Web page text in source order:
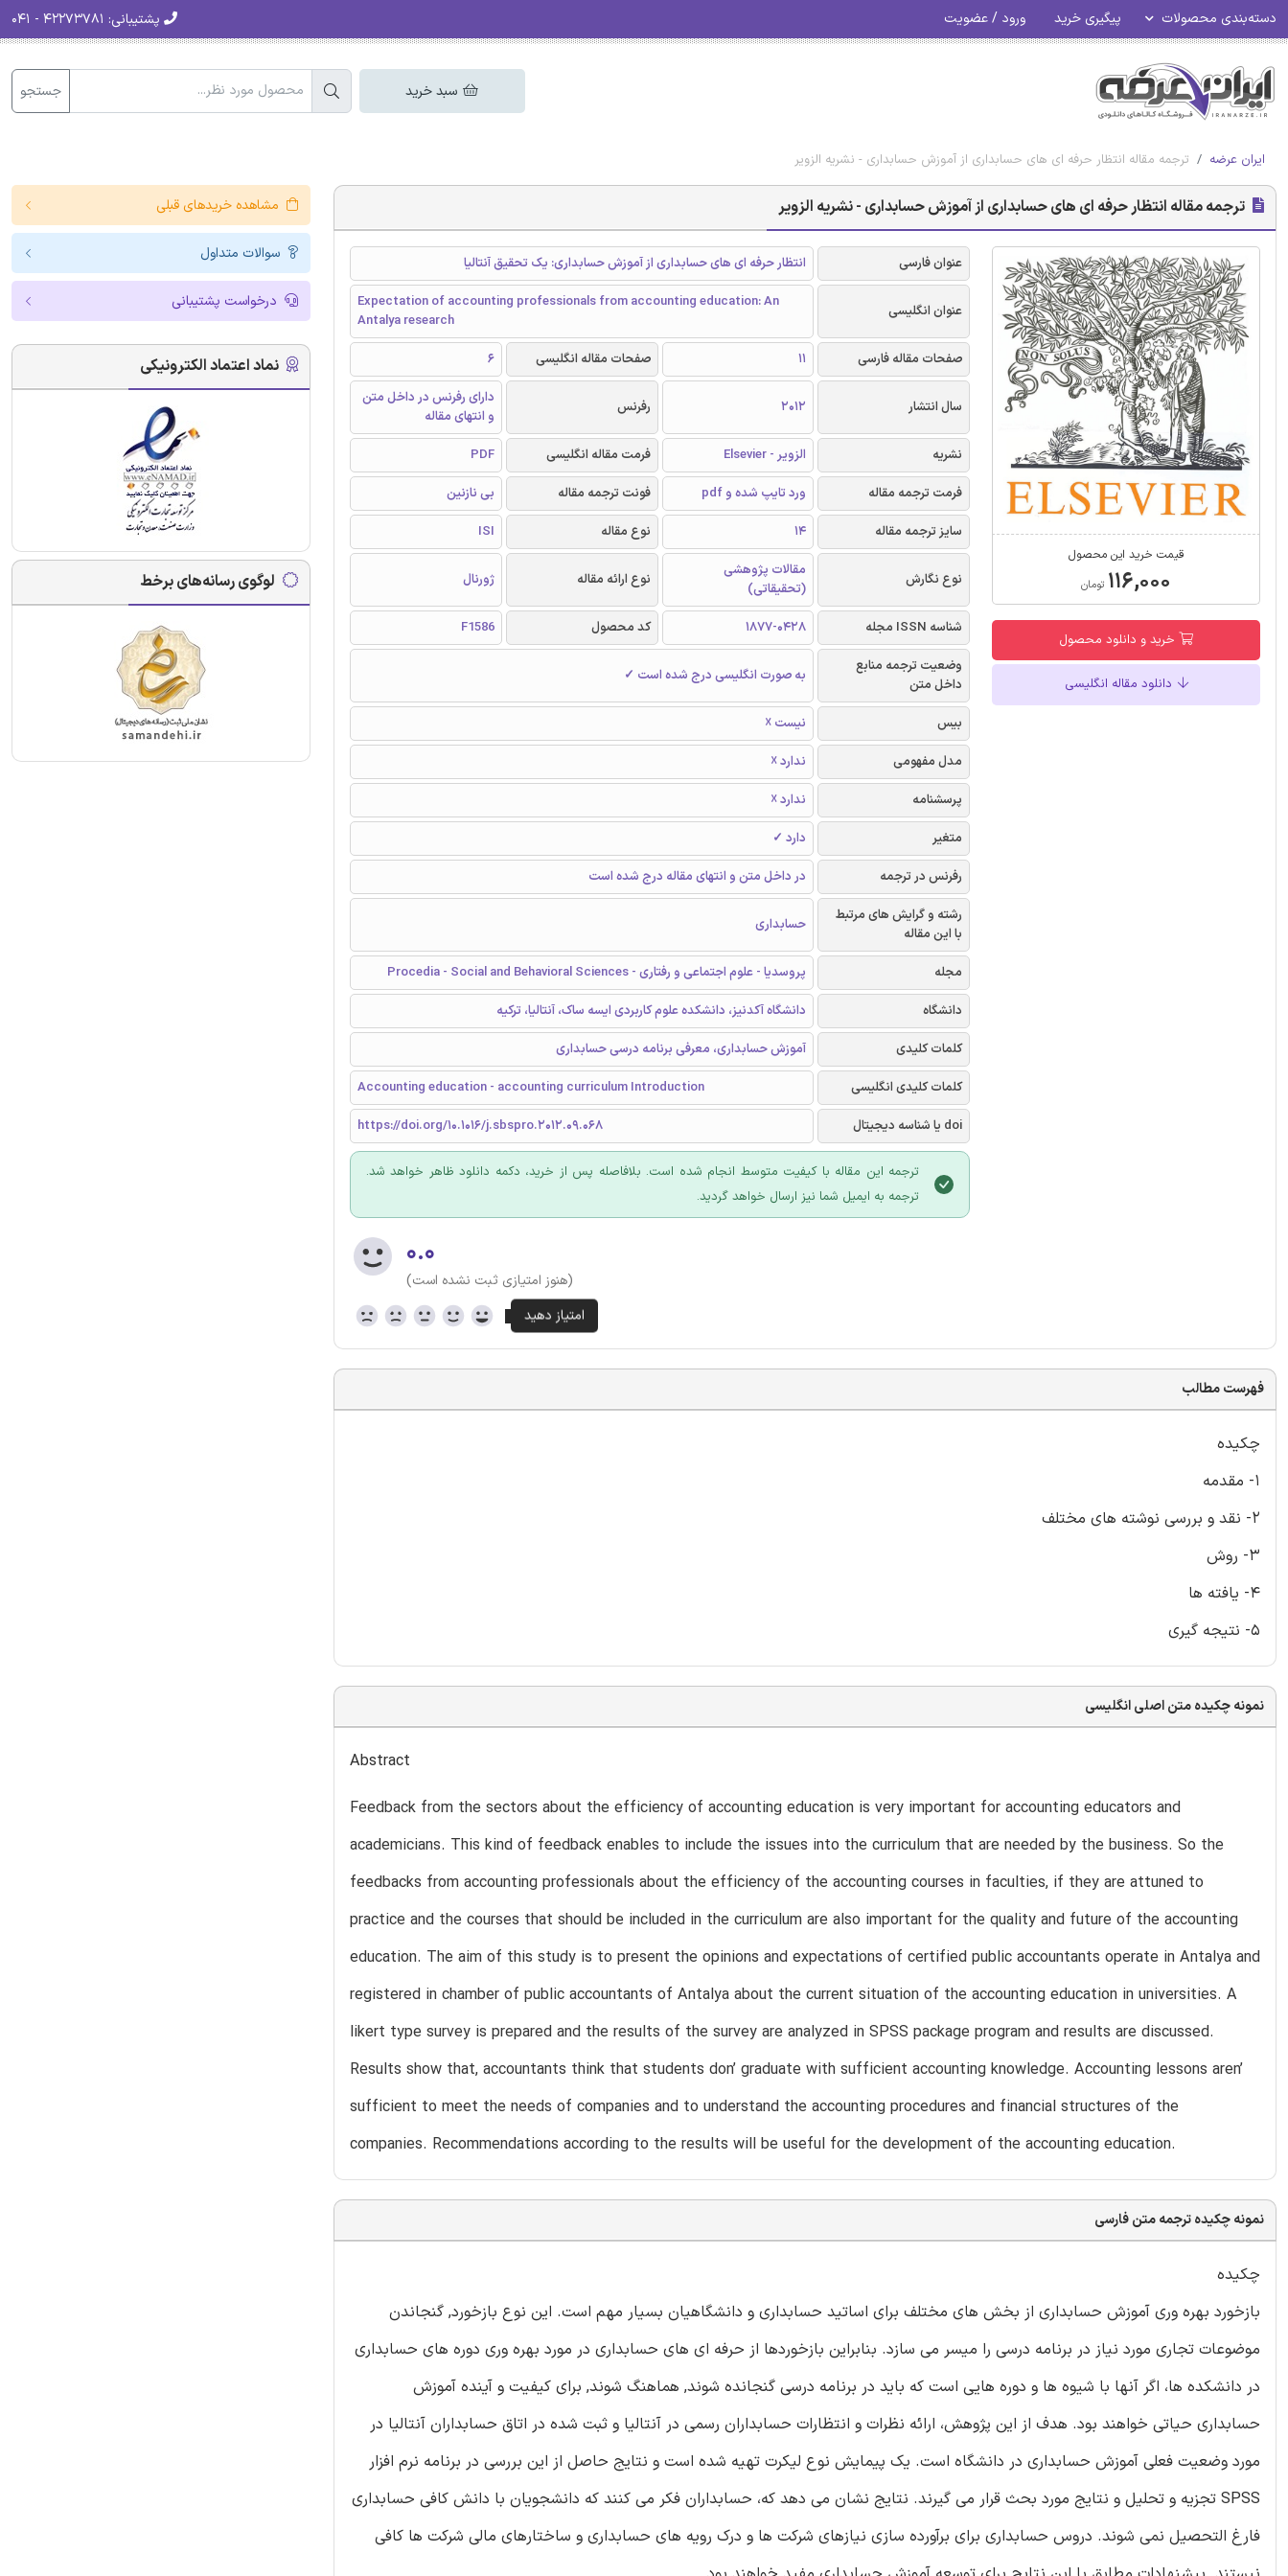
دسته‌بندی محصولات پیگیری خرید ورود / عضویت پشتیبانی:
سبد خرید جستجو
ایران عرضه ترجمه مقاله انتظار حرفه ای های حسابداری از آموزش حسابداری - نشریه الزویر
ترجمه مقاله انتظار حرفه ای های حسابداری از آموزش حسابداری - نشریه الزویر
قیمت خرید این محصول
۱۱۶,۰۰۰ تومان
خرید و دانلود محصول
دانلود مقاله انگلیسی
عنوان فارسی انتظار حرفه ای های حسابداری از آموزش حسابداری: یک تحقیق آنتالیا
عنوان انگلیسی
Expectation of accounting professionals from accounting education: An
Antalya research
صفحات مقاله فارسی
11 صفحات مقاله انگلیسی 6
سال انتشار 2012 رفرنس
دارای رفرنس در داخل متن
و انتهای مقاله
نشریه
الزویر - Elsevier فرمت مقاله انگلیسی
PDF
فرمت ترجمه مقاله
ورد تایپ شده و pdf فونت ترجمه مقاله
بی نازنین
سایز ترجمه مقاله
14 نوع مقاله ISI
نوع نگارش
مقالات پژوهشی
(تحقیقاتی)
نوع ارائه مقاله ژورنال
شناسه ISSN مجله 1877-0428 کد محصول
F1586
وضعیت ترجمه منابع
داخل متن
به صورت انگلیسی درج شده است ✓
بیس
نیست ☓
مدل مفهومی
ندارد ☓
پرسشنامه
ندارد ☓
متغیر
دارد ✓
رفرنس در ترجمه
در داخل متن و انتهای مقاله درج شده است
رشته و گرایش های مرتبط
با این مقاله
حسابداری
مجله
پروسدیا - علوم اجتماعی و رفتاری - Procedia - Social and Behavioral Sciences
دانشگاه
دانشگاه آکدنیز، دانشکده علوم کاربردی ایسه ساک، آنتالیا، ترکیه
کلمات کلیدی
آموزش حسابداری، معرفی برنامه درسی حسابداری
کلمات کلیدی انگلیسی
Accounting education - accounting curriculum Introduction
doi یا شناسه دیجیتال
https://doi.org/10.1016/j.sbspro.2012.09.068
ترجمه این مقاله با کیفیت متوسط انجام شده است. بلافاصله پس از خرید، دکمه دانلود ظاهر خواهد شد.
ترجمه به ایمیل شما نیز ارسال خواهد گردید.
۰.۰
(هنوز امتیازی ثبت نشده است)
فهرست مطالب
چکیده
1- مقدمه
2- نقد و بررسی نوشته های مختلف
3- روش
4- یافته ها
5- نتیجه گیری
نمونه چکیده متن اصلی انگلیسی
Abstract
Feedback from the sectors about the efficiency of accounting education is very important for accounting educators and
academicians. This kind of feedback enables to include the issues into the curriculum that are needed by the business. So the
feedbacks from accounting professionals about the efficiency of the accounting courses in faculties, if they are attuned to
practice and the courses that should be included in the curriculum are also important for the quality and future of the accounting
education. The aim of this study is to present the opinions and expectations of certified public accountants operate in Antalya and
registered in chamber of public accountants of Antalya about the current situation of the accounting education in universities. A
likert type survey is prepared and the results of the survey are analyzed in SPSS package program and results are discussed.
Results show that, accountants think that students don’ graduate with sufficient accounting knowledge. Accounting lessons aren’
sufficient to meet the needs of companies and to understand the accounting procedures and financial structures of the
companies. Recommendations according to the results will be useful for the development of the accounting education.
نمونه چکیده ترجمه متن فارسی
چکیده
بازخورد بهره وری آموزش حسابداری از بخش های مختلف برای اساتید حسابداری و دانشگاهیان بسیار مهم است. این نوع بازخورد, گنجاندن
موضوعات تجاری مورد نیاز در برنامه درسی را میسر می سازد. بنابراین بازخوردها از حرفه ای های حسابداری در مورد بهره وری دوره های حسابداری
در دانشکده ها، اگر آنها با شیوه ها و دوره هایی است که باید در برنامه درسی گنجانده شوند, هماهنگ شوند, برای کیفیت و آینده آموزش
حسابداری حیاتی خواهند بود. هدف از این پژوهش، ارائه نظرات و انتظارات حسابداران رسمی در آنتالیا و ثبت شده در اتاق حسابداران آنتالیا در
مورد وضعیت فعلی آموزش حسابداری در دانشگاه است. یک پیمایش نوع لیکرت تهیه شده است و نتایج حاصل از این بررسی در برنامه نرم افزار
SPSS تجزیه و تحلیل و نتایج مورد بحث قرار می گیرند. نتایج نشان می دهد که، حسابداران فکر می کنند که دانشجویان با دانش کافی حسابداری
فارغ التحصیل نمی شوند. دروس حسابداری برای برآورده سازی نیازهای شرکت ها و درک رویه های حسابداری و ساختارهای مالی شرکت ها کافی
مشاهده خریدهای قبلی
سوالات متداول
درخواست پشتیبانی
نماد اعتماد الکترونیکی
لوگوی رسانه‌های برخط